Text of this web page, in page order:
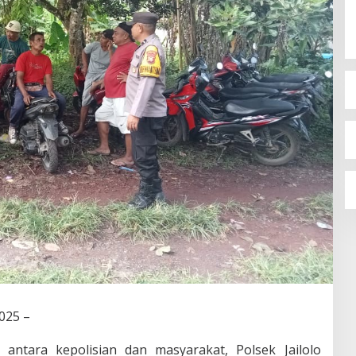
–
kepolisian dan masyarakat, Polsek Jailolo